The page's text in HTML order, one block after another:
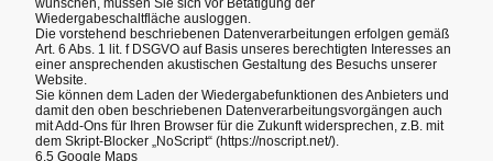
wünschen, müssen Sie sich vor Betätigung der
Wiedergabeschaltfläche ausloggen.
Die vorstehend beschriebenen Datenverarbeitungen erfolgen gemäß
Art. 6 Abs. 1 lit. f DSGVO auf Basis unseres berechtigten Interesses an
einer ansprechenden akustischen Gestaltung des Besuchs unserer
Website.
Sie können dem Laden der Wiedergabefunktionen des Anbieters und
damit den oben beschriebenen Datenverarbeitungsvorgängen auch
mit Add-Ons für Ihren Browser für die Zukunft widersprechen, z.B. mit
dem Skript-Blocker „NoScript“ (https://noscript.net/).
6.5 Google Maps